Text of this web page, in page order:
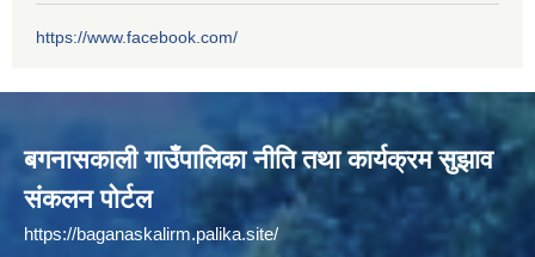
https://www.facebook.com/
बगनासकाली गाउँपालिका नीति तथा कार्यक्रम सुझाव
संकलन पोर्टल
https://baganaskalirm.palika.site/